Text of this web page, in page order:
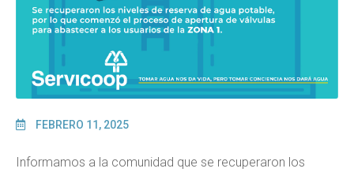
FEBRERO 11, 2025
Informamos a la comunidad que se recuperaron los